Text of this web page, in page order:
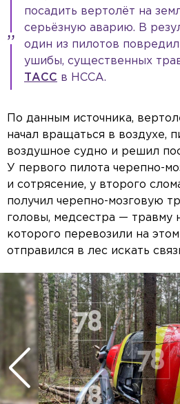
посадить вертолёт на
серьёзную аварию. В
один из пилотов
ушибы, существенных
ТАСС в НССА.
По данным источника,
начал вращаться в воздухе,
воздушное судно и решил
У первого пилота черепно-
и сотрясение, у второго
получил черепно-мозговую
головы, медсестра — травму
которого перевозили на
отправился в лес искать